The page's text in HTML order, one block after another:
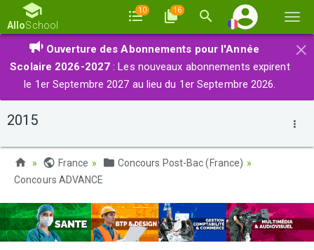
la
AlloSchool
10 16
×
Ouverture des Abonnements pour l'Année
Scolaire 2026-2027 : Les nouveaux abonnements expirent
le 1er Septembre 2027 au lieu du 1er Septembre 2026.
2015
France
Concours Post-Bac (France)
Concours ADVANCE